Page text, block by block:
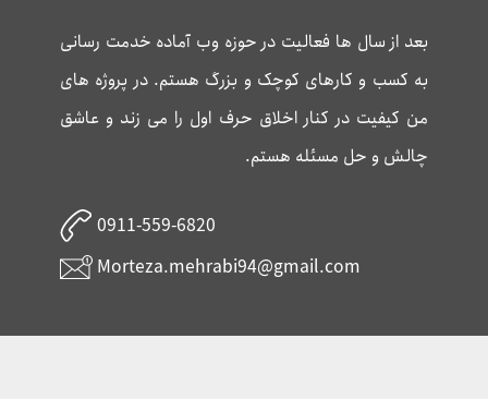
بعد از سال ها فعالیت در حوزه وب آماده خدمت رسانی
به کسب و کارهای کوچک و بزرگ هستم. در پروژه های
من کیفیت در کنار اخلاق حرف اول را می زند و عاشق
چالش و حل مسئله هستم.
0911-559-6820
Morteza.mehrabi94@gmail.com